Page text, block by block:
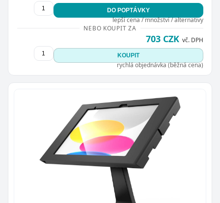
DO POPTÁVKY
lepší cena / množství / alternativy
NEBO KOUPIT ZA
703 CZK vč. DPH
KOUPIT
rychlá objednávka (běžná cena)